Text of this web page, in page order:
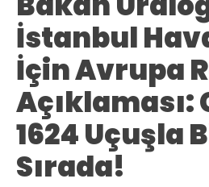
İstanbul
İçin Avrupa
Açıklaması:
1624 Uçuşla
Sırada!